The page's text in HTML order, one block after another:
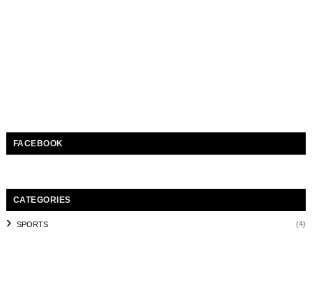
FACEBOOK
CATEGORIES
SPORTS (4)